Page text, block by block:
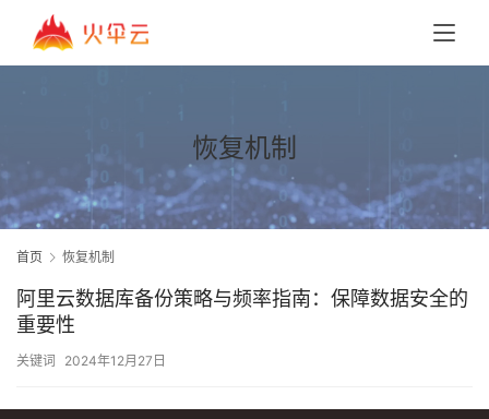
恢复机制
首页 恢复机制
阿里云数据库备份策略与频率指南：保障数据安全的
重要性
关键词 2024年12月27日